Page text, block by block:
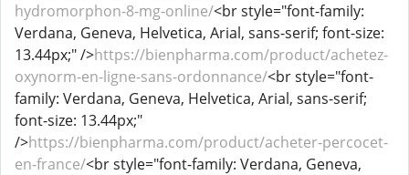
hydromorphon-8-mg-online/<br style="font-family:
Verdana, Geneva, Helvetica, Arial, sans-serif; font-size:
13.44px;" />https://bienpharma.com/product/achetez-
oxynorm-en-ligne-sans-ordonnance/<br style="font-
family: Verdana, Geneva, Helvetica, Arial, sans-serif;
font-size: 13.44px;"
/>https://bienpharma.com/product/acheter-percocet-
en-france/<br style="font-family: Verdana, Geneva,